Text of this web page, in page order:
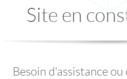
Site en
Besoin d'assistance